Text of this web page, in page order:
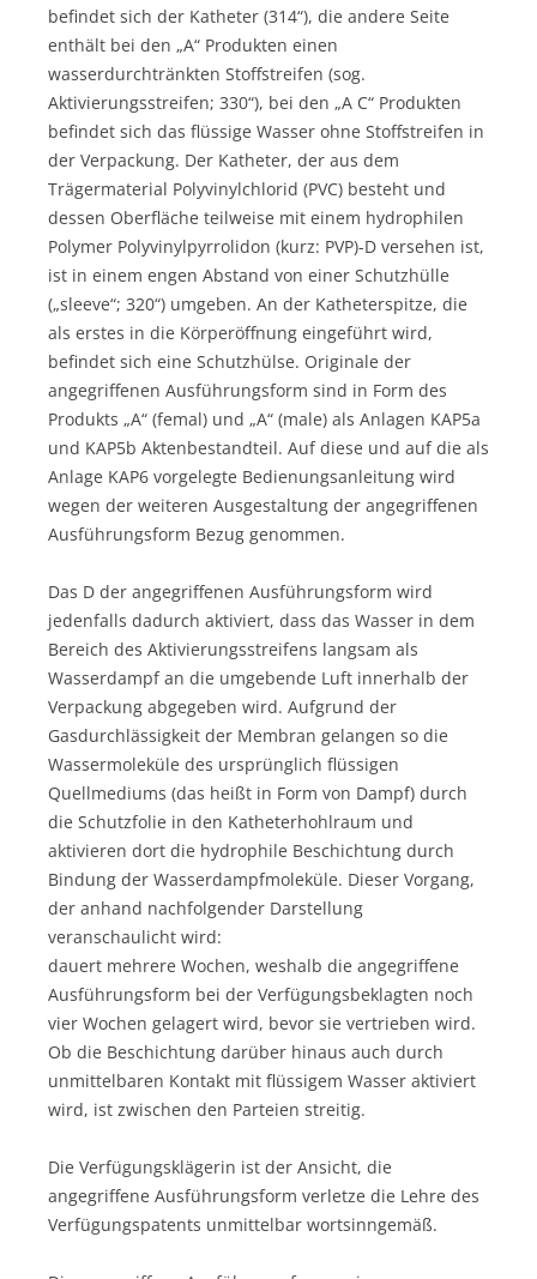
befindet sich der Katheter (314“), die andere Seite
enthält bei den „A“ Produkten einen
wasserdurchtränkten Stoffstreifen (sog.
Aktivierungsstreifen; 330“), bei den „A C“ Produkten
befindet sich das flüssige Wasser ohne Stoffstreifen in
der Verpackung. Der Katheter, der aus dem
Trägermaterial Polyvinylchlorid (PVC) besteht und
dessen Oberfläche teilweise mit einem hydrophilen
Polymer Polyvinylpyrrolidon (kurz: PVP)-D versehen ist,
ist in einem engen Abstand von einer Schutzhülle
(„sleeve“; 320“) umgeben. An der Katheterspitze, die
als erstes in die Körperöffnung eingeführt wird,
befindet sich eine Schutzhülse. Originale der
angegriffenen Ausführungsform sind in Form des
Produkts „A“ (femal) und „A“ (male) als Anlagen KAP5a
und KAP5b Aktenbestandteil. Auf diese und auf die als
Anlage KAP6 vorgelegte Bedienungsanleitung wird
wegen der weiteren Ausgestaltung der angegriffenen
Ausführungsform Bezug genommen.
Das D der angegriffenen Ausführungsform wird
jedenfalls dadurch aktiviert, dass das Wasser in dem
Bereich des Aktivierungsstreifens langsam als
Wasserdampf an die umgebende Luft innerhalb der
Verpackung abgegeben wird. Aufgrund der
Gasdurchlässigkeit der Membran gelangen so die
Wassermoleküle des ursprünglich flüssigen
Quellmediums (das heißt in Form von Dampf) durch
die Schutzfolie in den Katheterhohlraum und
aktivieren dort die hydrophile Beschichtung durch
Bindung der Wasserdampfmoleküle. Dieser Vorgang,
der anhand nachfolgender Darstellung
veranschaulicht wird:
dauert mehrere Wochen, weshalb die angegriffene
Ausführungsform bei der Verfügungsbeklagten noch
vier Wochen gelagert wird, bevor sie vertrieben wird.
Ob die Beschichtung darüber hinaus auch durch
unmittelbaren Kontakt mit flüssigem Wasser aktiviert
wird, ist zwischen den Parteien streitig.
Die Verfügungsklägerin ist der Ansicht, die
angegriffene Ausführungsform verletze die Lehre des
Verfügungspatents unmittelbar wortsinngemäß.